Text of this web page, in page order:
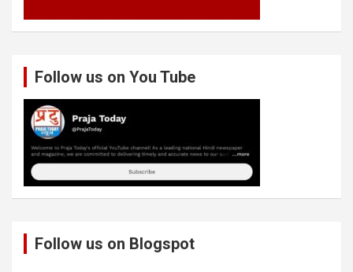
Follow us on You Tube
Follow us on Blogspot